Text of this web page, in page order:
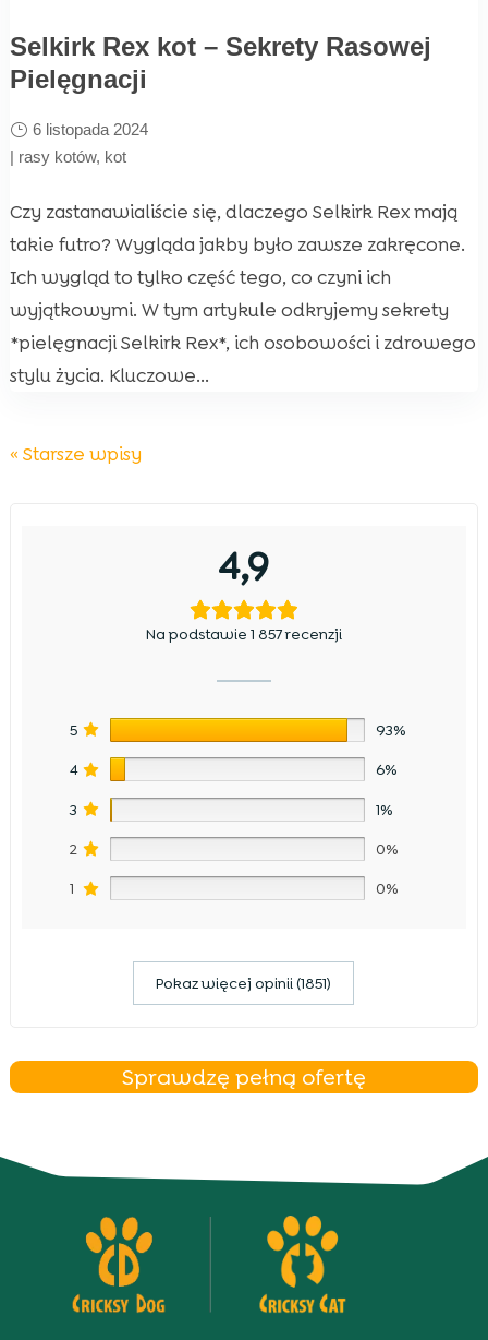
Selkirk Rex kot – Sekrety Rasowej
Pielęgnacji
6 listopada 2024
| rasy kotów, kot
Czy zastanawialiście się, dlaczego Selkirk Rex mają
takie futro? Wygląda jakby było zawsze zakręcone.
Ich wygląd to tylko część tego, co czyni ich
wyjątkowymi. W tym artykule odkryjemy sekrety
*pielęgnacji Selkirk Rex*, ich osobowości i zdrowego
stylu życia. Kluczowe...
« Starsze wpisy
4,9
Na podstawie 1 857 recenzji
5 93%
4 6%
3 1%
2 0%
1 0%
Pokaz więcej opinii (1851)
Sprawdzę pełną ofertę